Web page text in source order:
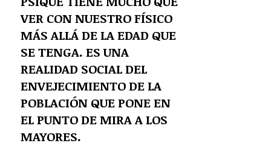
VER CON NUESTRO FÍSICO
MÁS ALLÁ DE LA EDAD QUE
SE TENGA. ES UNA
REALIDAD SOCIAL DEL
ENVEJECIMIENTO DE LA
POBLACIÓN QUE PONE EN
EL PUNTO DE MIRA A LOS
MAYORES.